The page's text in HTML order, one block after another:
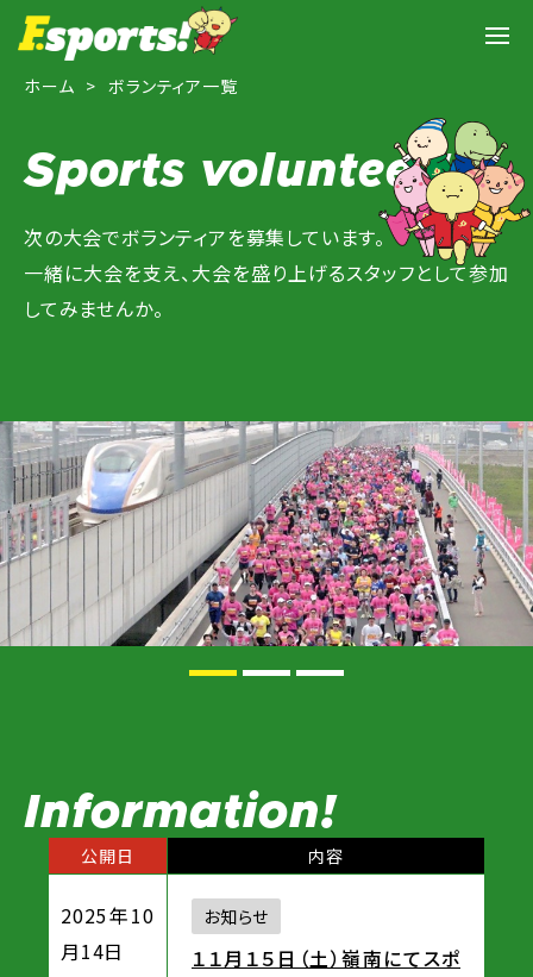
ホーム ボランティア一覧
Sports volunteer!
次の大会でボランティアを募集しています。
一緒に大会を支え、大会を盛り上げるスタッフとして参加
してみませんか。
Information!
公開日 内容
2025年10
月14日
お知らせ
１１月１５日（土）嶺南にてスポ